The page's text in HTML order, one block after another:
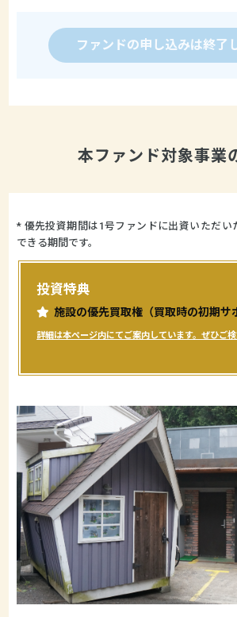
ファンドの申し込みは終了
本ファンド対象事業
* 優先投資期間は1号ファンドに出資いただい
できる期間です。
投資特典
施設の優先買取権（買取時の初期サ
詳細は本ページ内にてご案内しています。ぜひご検